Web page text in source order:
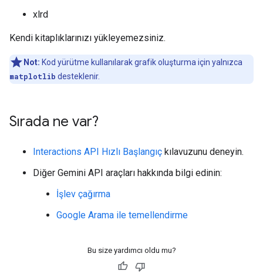
xlrd
Kendi kitaplıklarınızı yükleyemezsiniz.
Not: Kod yürütme kullanılarak grafik oluşturma için yalnızca
matplotlib desteklenir.
Sırada ne var?
Interactions API Hızlı Başlangıç kılavuzunu deneyin.
Diğer Gemini API araçları hakkında bilgi edinin:
İşlev çağırma
Google Arama ile temellendirme
Bu size yardımcı oldu mu?